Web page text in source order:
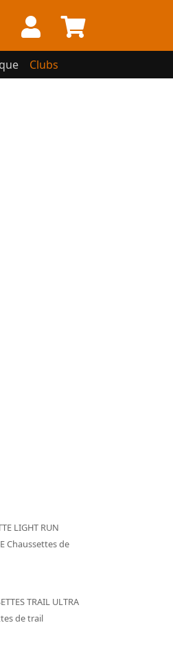
Clubs
LIGHT RUN
Chaussettes de
TRAIL ULTRA
de trail